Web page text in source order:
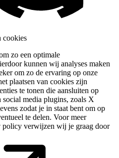
cookies
zo een optimale
kunnen wij analyses maken
om zo de ervaring op onze
plaatsen van cookies zijn
te tonen die aansluiten op
media plugins, zoals X
zodat je in staat bent om op
te delen. Voor meer
policy verwijzen wij je graag door